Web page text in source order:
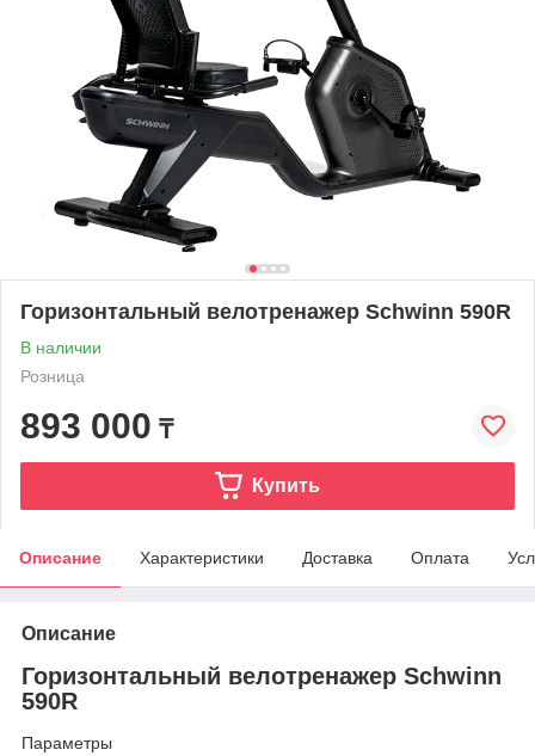
Горизонтальный велотренажер Schwinn 590R
В наличии
Розница
893 000 ₸
Купить
Описание Характеристики Доставка Оплата
Описание
Горизонтальный велотренажер Schwinn
590R
Параметры